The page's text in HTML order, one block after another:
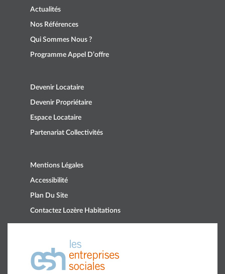
Actualités
Nos Références
Qui Sommes Nous ?
Programme Appel D’offre
Devenir Locataire
Devenir Propriétaire
Espace Locataire
Partenariat Collectivités
Mentions Légales
Accessibilité
Plan Du Site
Contactez Lozère Habitations